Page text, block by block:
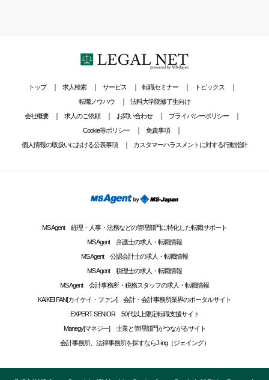
トップ 求人検索 サービス 転職セミナー
トピックス
転職ノウハウ
法科大学院修了生向け
会社概要
求人のご依頼 お問い合わせ
プライバシーポリシー
Cookie等ポリシー
免責事項
個人情報の取扱いにおける公表事項
カスタマーハラスメントに対する行動指針
MS Agent 経理・人事・法務などの管理部門に特化した転職サポート
MS Agent 弁護士の求人・転職情報
MS Agent 公認会計士の求人・転職情報
MS Agent 税理士の求人・転職情報
MS Agent 会計事務所・税務スタッフの求人・転職情報
KAIKEI FAN[カイケイ・ファン] 会計・会計事務所業界のポータルサイト
EXPERT SENIOR 50代以上限定転職支援サイト
Manegy[マネジー] 士業と管理部門がつながるサイト
会計事務所、法律事務所を探すならJ-ing（ジェイング）